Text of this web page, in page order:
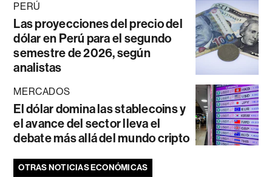
PERÚ
Las proyecciones del precio del
dólar en Perú para el segundo
semestre de 2026, según
analistas
MERCADOS
El dólar domina las stablecoins y
el avance del sector lleva el
debate más allá del mundo cripto
OTRAS NOTICIAS ECONÓMICAS